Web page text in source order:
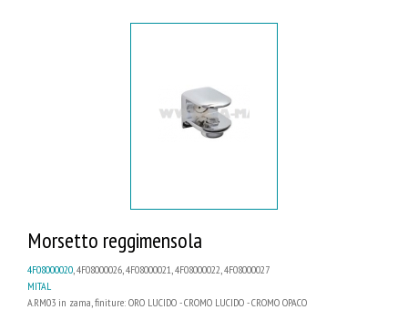
Morsetto reggimensola
4F08000020 , 4F08000026, 4F08000021, 4F08000022, 4F08000027
MITAL
A.RM03 in zama, finiture: ORO LUCIDO - CROMO LUCIDO - CROMO OPACO